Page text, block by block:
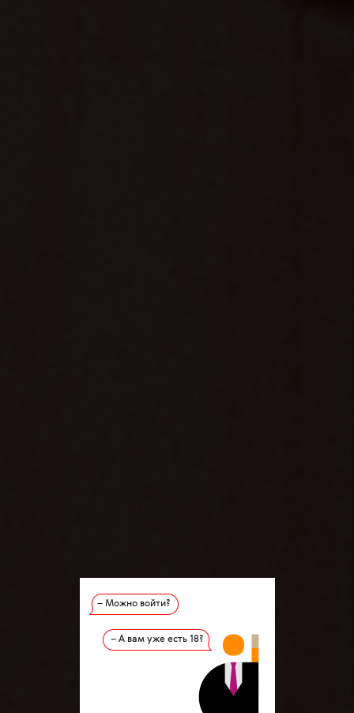
– Можно войти?
– А вам уже есть 18?